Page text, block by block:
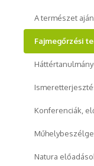
A természet
Fajmegőrzési
Konferenciák,
Natura